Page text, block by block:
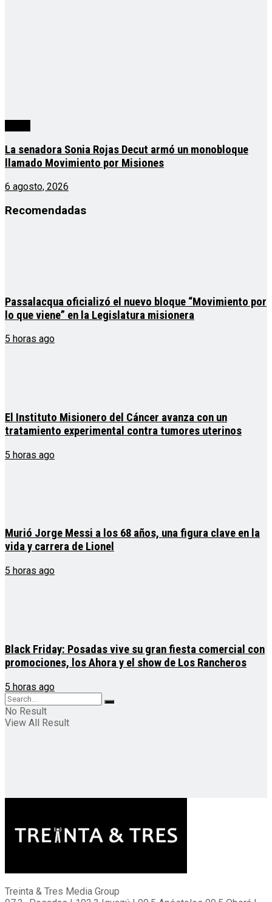
La senadora Sonia Rojas Decut armó un monobloque
llamado Movimiento por Misiones
6 agosto, 2026
Recomendadas
Passalacqua oficializó el nuevo bloque “Movimiento por
lo que viene” en la Legislatura misionera
5 horas ago
El Instituto Misionero del Cáncer avanza con un
tratamiento experimental contra tumores uterinos
5 horas ago
Murió Jorge Messi a los 68 años, una figura clave en la
vida y carrera de Lionel
5 horas ago
Black Friday: Posadas vive su gran fiesta comercial con
promociones, los Ahora y el show de Los Rancheros
5 horas ago
No Result
View All Result
Treinta & Tres Media Group